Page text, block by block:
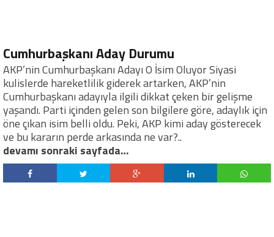
Cumhurbaşkanı Aday Durumu
AKP’nin Cumhurbaşkanı Adayı O İsim Oluyor Siyasi
kulislerde hareketlilik giderek artarken, AKP’nin
Cumhurbaşkanı adayıyla ilgili dikkat çeken bir gelişme
yaşandı. Parti içinden gelen son bilgilere göre, adaylık için
öne çıkan isim belli oldu. Peki, AKP kimi aday gösterecek
ve bu kararın perde arkasında ne var?..
devamı sonraki sayfada…